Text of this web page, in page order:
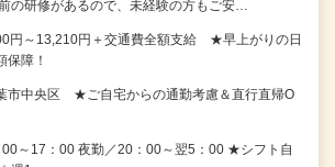
の研修があるので、未経験の方もご安…
円～13,210円＋交通費全額支給 ★早上がりの日
保障！
市中央区 ★ご自宅からの通勤考慮＆直行直帰O
00～17：00 夜勤／20：00～翌5：00 ★シフト自